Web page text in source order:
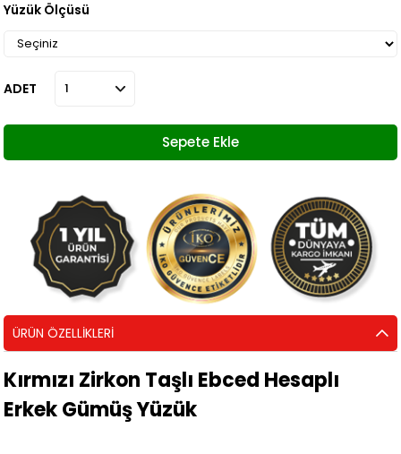
Yüzük Ölçüsü
ADET
ÜRÜN ÖZELLIKLERI
Kırmızı Zirkon Taşlı Ebced Hesaplı
Erkek Gümüş Yüzük